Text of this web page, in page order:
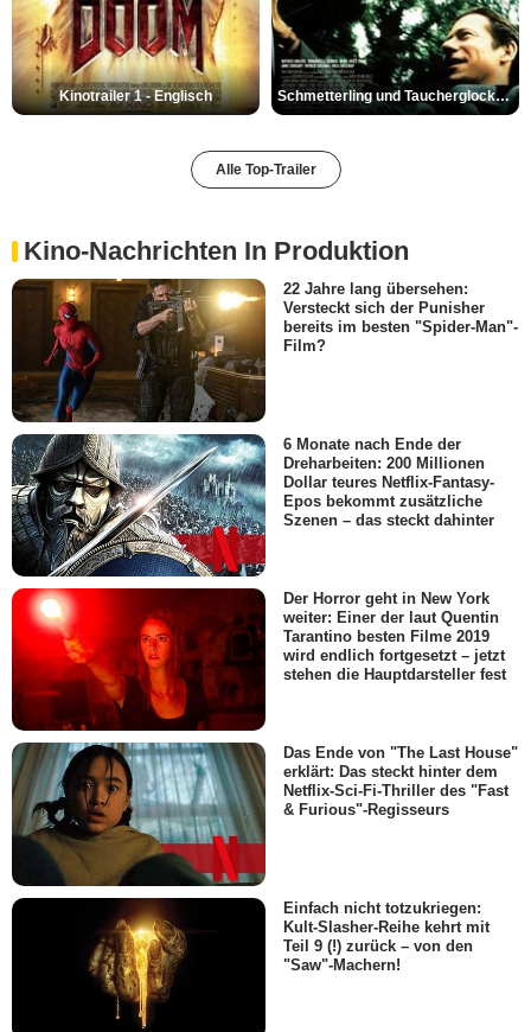
Kinotrailer 1 - Englisch Schmetterling und Taucherglocke Trailer DF
Alle Top-Trailer
Kino-Nachrichten In Produktion
22 Jahre lang übersehen:
Versteckt sich der Punisher
bereits im besten "Spider-Man"-
Film?
6 Monate nach Ende der
Dreharbeiten: 200 Millionen
Dollar teures Netflix-Fantasy-
Epos bekommt zusätzliche
Szenen – das steckt dahinter
Der Horror geht in New York
weiter: Einer der laut Quentin
Tarantino besten Filme 2019
wird endlich fortgesetzt – jetzt
stehen die Hauptdarsteller fest
Das Ende von "The Last House"
erklärt: Das steckt hinter dem
Netflix-Sci-Fi-Thriller des "Fast
& Furious"-Regisseurs
Einfach nicht totzukriegen:
Kult-Slasher-Reihe kehrt mit
Teil 9 (!) zurück – von den
"Saw"-Machern!